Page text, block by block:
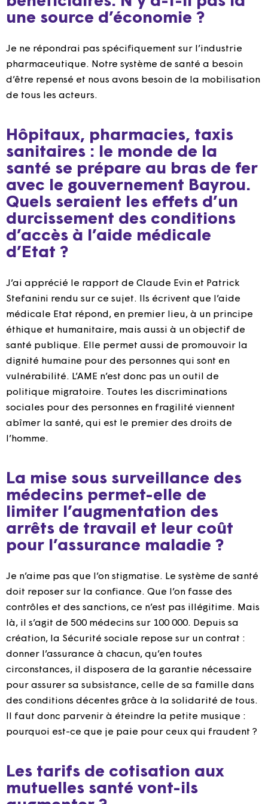
une source d’économie ?
Je ne répondrai pas spécifiquement sur l’industrie
pharmaceutique. Notre système de santé a besoin
d’être repensé et nous avons besoin de la mobilisation
de tous les acteurs.
Hôpitaux, pharmacies, taxis
sanitaires : le monde de la
santé se prépare au bras de fer
avec le gouvernement Bayrou.
Quels seraient les effets d’un
durcissement des conditions
d’accès à l’aide médicale
d’Etat ?
J’ai apprécié le rapport de Claude Evin et Patrick
Stefanini rendu sur ce sujet. Ils écrivent que l’aide
médicale Etat répond, en premier lieu, à un principe
éthique et humanitaire, mais aussi à un objectif de
santé publique. Elle permet aussi de promouvoir la
dignité humaine pour des personnes qui sont en
vulnérabilité. L’AME n’est donc pas un outil de
politique migratoire. Toutes les discriminations
sociales pour des personnes en fragilité viennent
abîmer la santé, qui est le premier des droits de
l’homme.
La mise sous surveillance des
médecins permet-elle de
limiter l’augmentation des
arrêts de travail et leur coût
pour l’assurance maladie ?
Je n’aime pas que l’on stigmatise. Le système de santé
doit reposer sur la confiance. Que l’on fasse des
contrôles et des sanctions, ce n’est pas illégitime. Mais
là, il s’agit de 500 médecins sur 100 000. Depuis sa
création, la Sécurité sociale repose sur un contrat :
donner l’assurance à chacun, qu’en toutes
circonstances, il disposera de la garantie nécessaire
pour assurer sa subsistance, celle de sa famille dans
des conditions décentes grâce à la solidarité de tous.
Il faut donc parvenir à éteindre la petite musique :
pourquoi est-ce que je paie pour ceux qui fraudent ?
Les tarifs de cotisation aux
mutuelles santé vont-ils